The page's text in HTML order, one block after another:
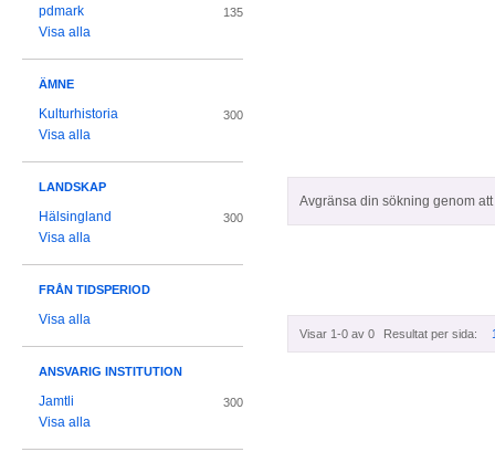
Avgränsa din sökning genom
Visar 1-0 av 0 Resultat per sida:
pdmark 135
Visa alla
ÄMNE
Kulturhistoria 300
Visa alla
LANDSKAP
Hälsingland 300
Visa alla
FRÅN TIDSPERIOD
Visa alla
ANSVARIG INSTITUTION
Jamtli 300
Visa alla